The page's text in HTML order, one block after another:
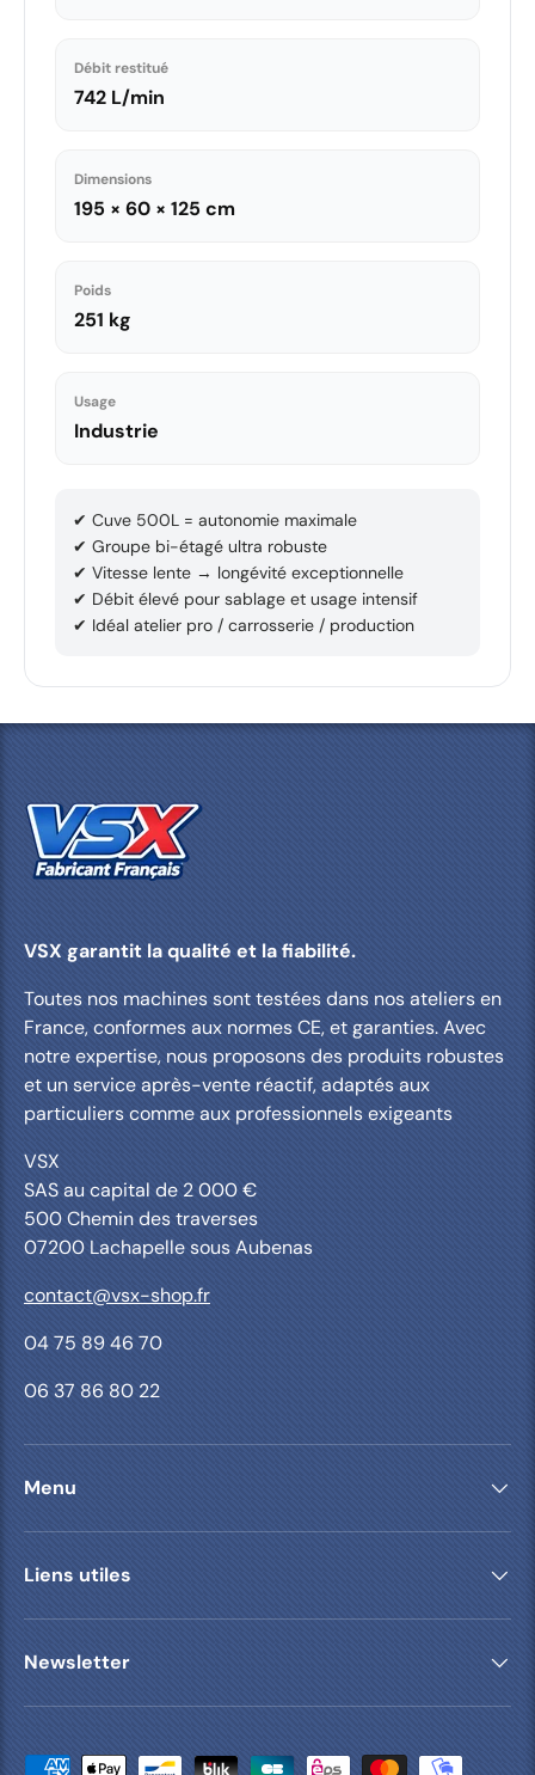
Débit restitué
742 L/min
Dimensions
195 × 60 × 125 cm
Poids
251 kg
Usage
Industrie
✔ Cuve 500L = autonomie maximale
✔ Groupe bi-étagé ultra robuste
✔ Vitesse lente → longévité exceptionnelle
✔ Débit élevé pour sablage et usage intensif
✔ Idéal atelier pro / carrosserie / production
VSX garantit la qualité et la fiabilité.
Toutes nos machines sont testées dans nos ateliers en
France, conformes aux normes CE, et garanties. Avec
notre expertise, nous proposons des produits robustes
et un service après-vente réactif, adaptés aux
particuliers comme aux professionnels exigeants
VSX
SAS au capital de 2 000 €
500 Chemin des traverses
07200 Lachapelle sous Aubenas
contact@vsx-shop.fr
04 75 89 46 70
06 37 86 80 22
Menu
Liens utiles
Newsletter
Moyens de paiement acceptés